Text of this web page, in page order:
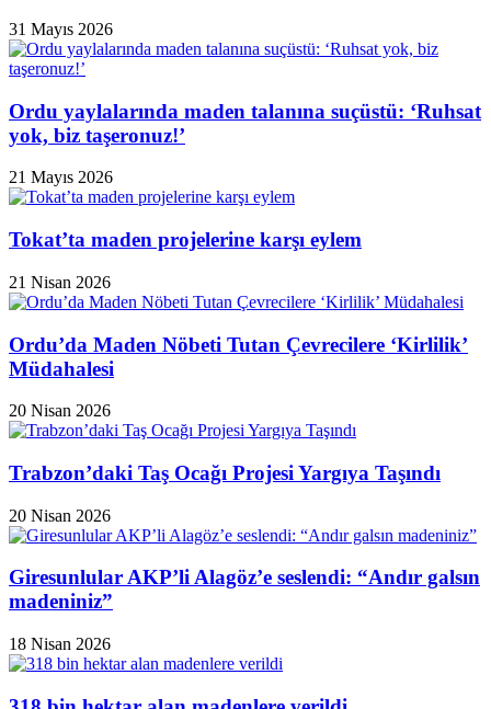
31 Mayıs 2026
Ordu yaylalarında maden talanına suçüstü: ‘Ruhsat
yok, biz taşeronuz!’
21 Mayıs 2026
Tokat’ta maden projelerine karşı eylem
21 Nisan 2026
Ordu’da Maden Nöbeti Tutan Çevrecilere ‘Kirlilik’
Müdahalesi
20 Nisan 2026
Trabzon’daki Taş Ocağı Projesi Yargıya Taşındı
20 Nisan 2026
Giresunlular AKP’li Alagöz’e seslendi: “Andır galsın
madeniniz”
18 Nisan 2026